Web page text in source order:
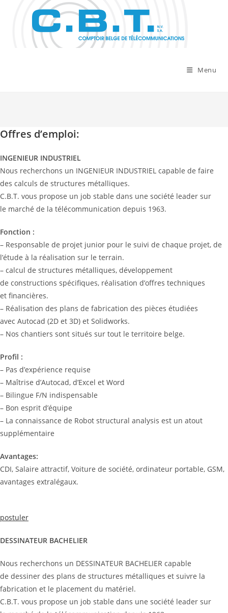
Menu
Offres d’emploi:
INGENIEUR INDUSTRIEL
Nous recherchons un INGENIEUR INDUSTRIEL capable de faire
des calculs de structures métalliques.
C.B.T. vous propose un job stable dans une société leader sur
le marché de la télécommunication depuis 1963.
Fonction :
– Responsable de projet junior pour le suivi de chaque projet, de
l’étude à la réalisation sur le terrain.
– calcul de structures métalliques, développement
de constructions spécifiques, réalisation d’offres techniques
et financières.
– Réalisation des plans de fabrication des pièces étudiées
avec Autocad (2D et 3D) et Solidworks.
– Nos chantiers sont situés sur tout le territoire belge.
Profil :
– Pas d’expérience requise
– Maîtrise d’Autocad, d’Excel et Word
– Bilingue F/N indispensable
– Bon esprit d’équipe
– La connaissance de Robot structural analysis est un atout
supplémentaire
Avantages:
CDI, Salaire attractif, Voiture de société, ordinateur portable, GSM,
avantages extralégaux.
postuler
DESSINATEUR BACHELIER
Nous recherchons un DESSINATEUR BACHELIER capable
de dessiner des plans de structures métalliques et suivre la
fabrication et le placement du matériel.
C.B.T. vous propose un job stable dans une société leader sur